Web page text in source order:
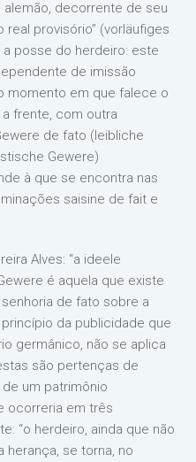
decorrente de seu
provisório” (vorläufiges
posse do herdeiro: este
de imissão
momento em que falece o
frente, com outra
de fato (leibliche
Gewere)
à que se encontra nas
saisine de fait e
Alves: “a ideele
é aquela que existe
de fato sobre a
princípio da publicidade que
germânico, não se aplica
são pertenças de
um patrimônio
ocorreria em três
“o herdeiro, ainda que não
herança, se torna, no